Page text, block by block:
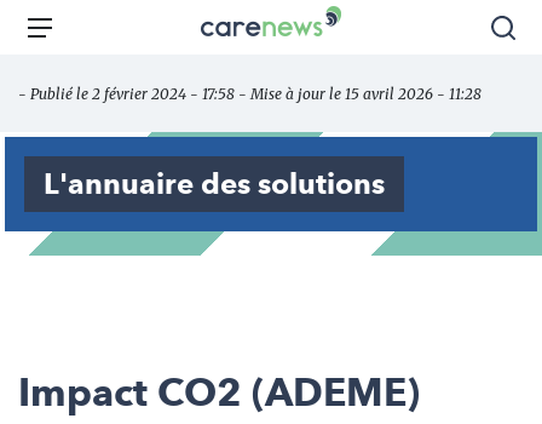
Aller
principal
Carenews,
des
acteurs
l'engagement
Menu
- Publié le 2 février 2024 - 17:58 - Mise à jour le 15 avril 2026 - 11:28
L'annuaire des solutions
Impact CO2 (ADEME)